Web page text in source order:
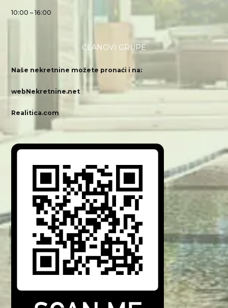
10:00 – 16:00
ČLANOVI GRUPE
Naše nekretnine možete pronaći i na:
webNekretnine.net
Realitica.com